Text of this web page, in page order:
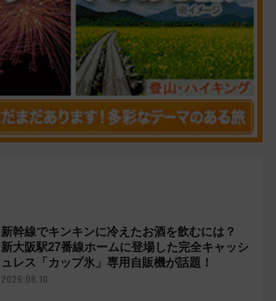
新幹線でキンキンに冷えたお酒を飲むには？
新大阪駅27番線ホームに登場した完全キャッシ
ュレス「カップ氷」専用自販機が話題！
2026.08.10